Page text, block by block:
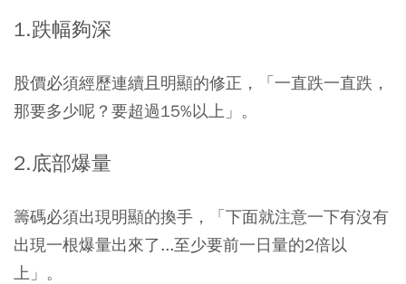
1.跌幅夠深
股價必須經歷連續且明顯的修正，「一直跌一直跌，
那要多少呢？要超過15%以上」。
2.底部爆量
籌碼必須出現明顯的換手，「下面就注意一下有沒有
出現一根爆量出來了...至少要前一日量的2倍以
上」。